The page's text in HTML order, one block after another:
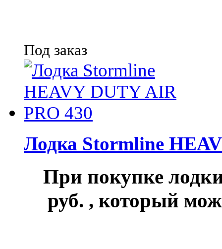
Под заказ
Лодка Stormline
При покупке
руб. , который